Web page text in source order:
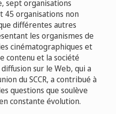
sept organisations
45 organisations non
différentes autres
les organismes de
cinématographiques et
contenu et la société
sur le Web, qui a
du SCCR, a contribué à
questions que soulève
constante évolution.